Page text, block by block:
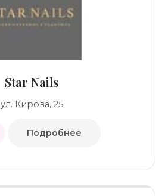
Star Nails
ул. Кирова, 25
Подробнее